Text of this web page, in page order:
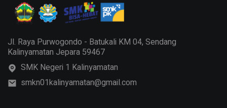
Jl. Raya Purwogondo - Batukali KM 04, Sendang
Kalinyamatan Jepara 59467
SMK Negeri 1 Kalinyamatan
smkn01kalinyamatan@gmail.com